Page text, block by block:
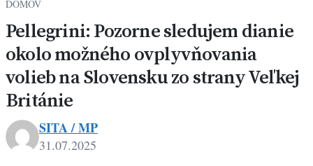
DOMOV
Pellegrini: Pozorne sledujem dianie
okolo možného ovplyvňovania
volieb na Slovensku zo strany Veľkej
Británie
SITA / MP
31.07.2025